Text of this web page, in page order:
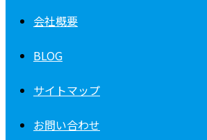
会社概要
BLOG
サイトマップ
お問い合わせ